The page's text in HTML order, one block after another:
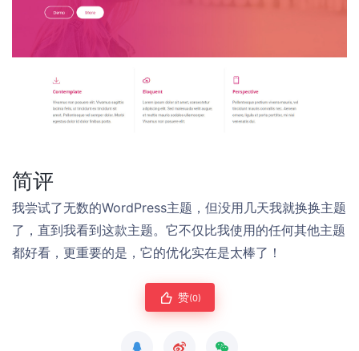
简评
我尝试了无数的WordPress主题，但没用几天我就换换主题
了，直到我看到这款主题。它不仅比我使用的任何其他主题
都好看，更重要的是，它的优化实在是太棒了！
赞(0)